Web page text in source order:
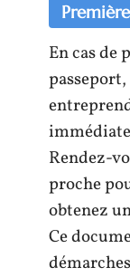
En cas de
Rendez-
proche
obtenez
Ce